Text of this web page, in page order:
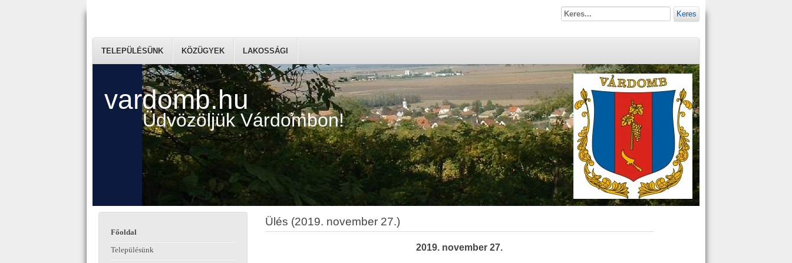
vardomb.hu
Üdvözöljük Várdombon!
TELEPÜLÉSÜNK KÖZÜGYEK LAKOSSÁGI
Keres
Főoldal
Településünk
Ülés (2019. november 27.)
2019. november 27.